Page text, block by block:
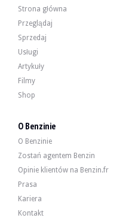
Strona główna
Przeglądaj
Sprzedaj
Usługi
Artykuły
Filmy
Shop
O Benzinie
O Benzinie
Zostań agentem Benzin
Opinie klientów na Benzin.fr
Prasa
Kariera
Kontakt